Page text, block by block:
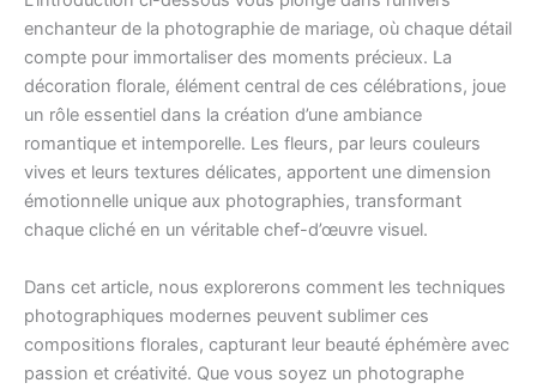
enchanteur de la photographie de mariage, où chaque détail
compte pour immortaliser des moments précieux. La
décoration florale, élément central de ces célébrations, joue
un rôle essentiel dans la création d’une ambiance
romantique et intemporelle. Les fleurs, par leurs couleurs
vives et leurs textures délicates, apportent une dimension
émotionnelle unique aux photographies, transformant
chaque cliché en un véritable chef-d’œuvre visuel.
Dans cet article, nous explorerons comment les techniques
photographiques modernes peuvent sublimer ces
compositions florales, capturant leur beauté éphémère avec
passion et créativité. Que vous soyez un photographe